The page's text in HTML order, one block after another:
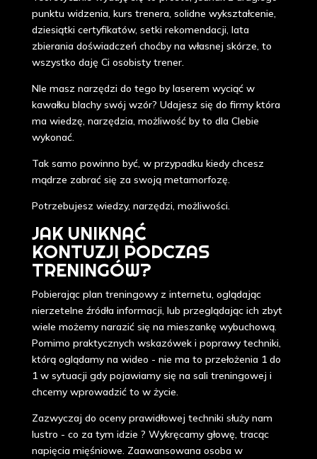
punktu widzenia, kurs trenera, solidne wykształcenie,
dziesiątki certyfikatów, setki rekomendacji, lata
zbierania doświadczeń choćby na własnej skórze, to
wszystko daję Ci osobisty trener.
NIe masz narzędzi do tego by laserem wyciąć w
kawałku blachy swój wzór? Udajesz się do firmy która
ma wiedzę, narzędzia, możliwość by to dla CIebie
wykonać.
Tak samo powinno być, w przypadku kiedy chcesz
mądrze zabrać się za swoją metamorfozę.
Potrzebujesz wiedzy, narzędzi, możliwości.
JAK UNIKNĄĆ
KONTUZJI PODCZAS
TRENINGÓW?
Pobierając plan treningowy z internetu, oglądając
nierzetelne źródła informacji, lub przeglądając ich zbyt
wiele możemy narazić się na mieszankę wybuchową.
Pomimo praktycznych wskazówek i poprawy techniki,
którą oglądamy na wideo - nie ma to przełożenia 1 do
1 w sytuacji gdy pojawiamy się na sali treningowej i
chcemy wprowadzić to w życie.
Zazwyczaj do oceny prawidłowej techniki służy nam
lustro - co za tym idzie ? Wykręcamy głowę, tracąc
napięcia mięśniowe. Zaawansowana osoba w